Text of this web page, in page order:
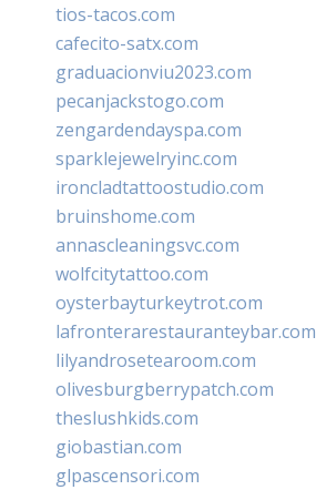
tios-tacos.com
cafecito-satx.com
graduacionviu2023.com
pecanjackstogo.com
zengardendayspa.com
sparklejewelryinc.com
ironcladtattoostudio.com
bruinshome.com
annascleaningsvc.com
wolfcitytattoo.com
oysterbayturkeytrot.com
lafronterarestauranteybar.com
lilyandrosetearoom.com
olivesburgberrypatch.com
theslushkids.com
giobastian.com
glpascensori.com